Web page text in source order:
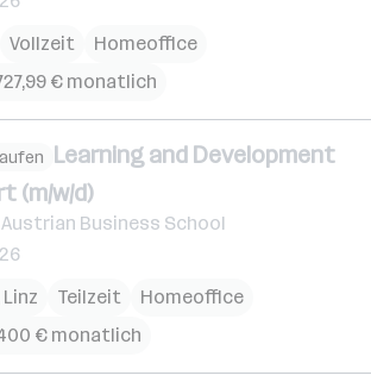
Vollzeit
Homeoffice
€ monatlich
Learning and Development
(m/w/d)
Austrian Business School
Linz Teilzeit
Homeoffice
€ monatlich